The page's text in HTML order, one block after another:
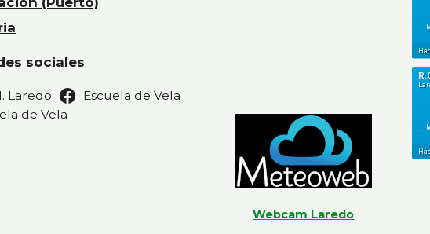
sociales:
Laredo
Escuela de Vela
de Vela
Webcam Laredo